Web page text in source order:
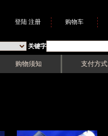
登陆 注册 购物车
关键字
购物须知 支付方式